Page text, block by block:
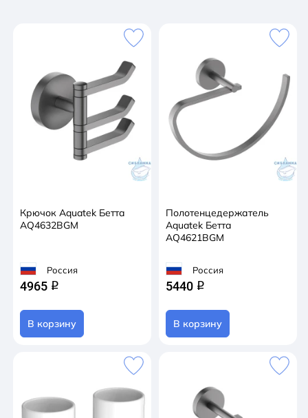
Крючок Aquatek Бетта
AQ4632BGM
Россия
4965 q
В корзину
Полотенцедержатель
Aquatek Бетта
AQ4621BGM
Россия
5440 q
В корзину